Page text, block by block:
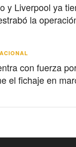
y Liverpool ya
la
con fuerza
el fichaje en